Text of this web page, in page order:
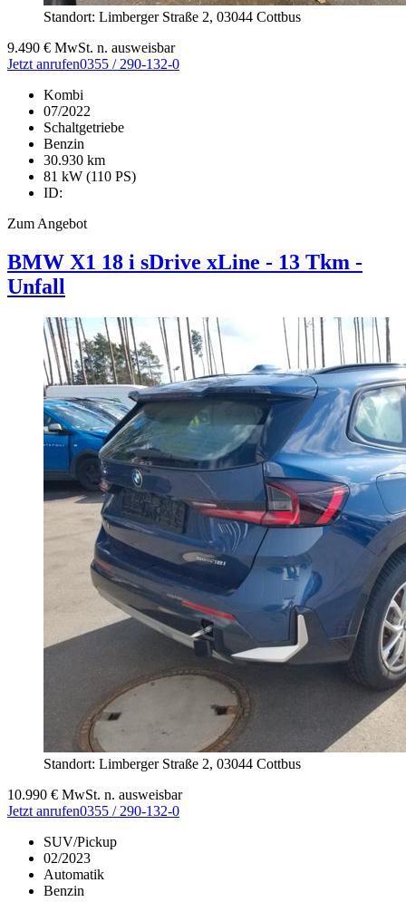
Standort: Limberger Straße 2, 03044 Cottbus
9.490 € MwSt. n. ausweisbar
Jetzt anrufen0355 / 290-132-0
Kombi
07/2022
Schaltgetriebe
Benzin
30.930 km
81 kW (110 PS)
ID:
Zum Angebot
BMW X1 18 i sDrive xLine - 13 Tkm -
Unfall
Standort: Limberger Straße 2, 03044 Cottbus
10.990 € MwSt. n. ausweisbar
Jetzt anrufen0355 / 290-132-0
SUV/Pickup
02/2023
Automatik
Benzin